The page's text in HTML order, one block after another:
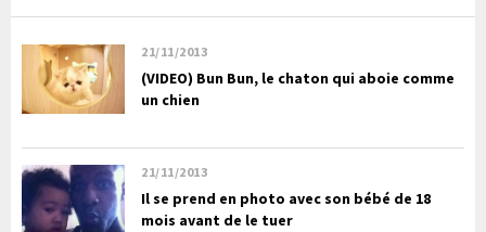
21/11/2013
(VIDEO) Bun Bun, le chaton qui aboie comme
un chien
21/11/2013
Il se prend en photo avec son bébé de 18
mois avant de le tuer